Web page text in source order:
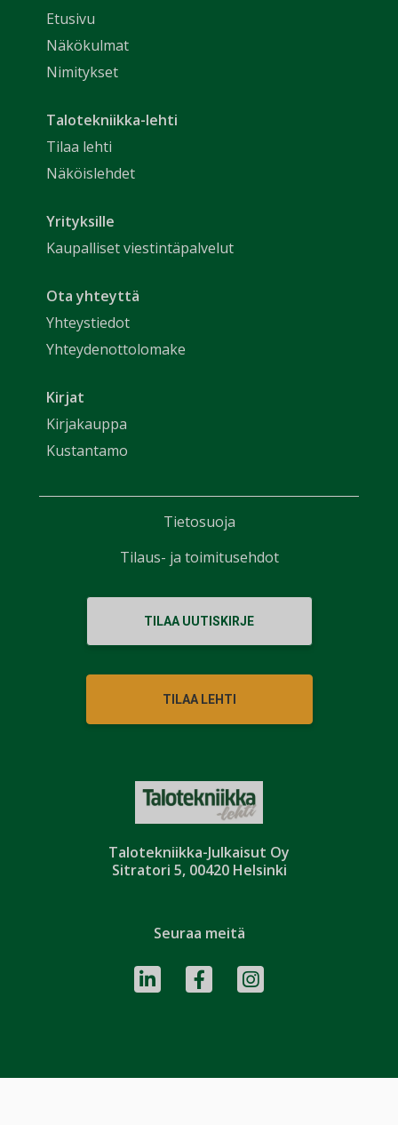
Talotekniikka-Julkaisut Oy
Sitratori 5, 00420 Helsinki
Etusivu
Näkökulmat
Nimitykset
Talotekniikka-lehti
Tilaa lehti
Näköislehdet
Yrityksille
Kaupalliset viestintäpalvelut
Ota yhteyttä
Yhteystiedot
Yhteydenottolomake
Kirjat
Kirjakauppa
Kustantamo
TILAA UUTISKIRJE
TILAA LEHTI
Seuraa meitä
Tietosuoja
Tilaus- ja toimitusehdot